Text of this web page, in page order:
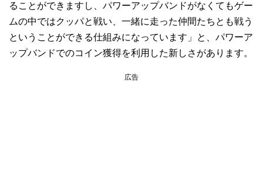
ることができますし、パワーアップバンドがなくてもゲー
ムの中ではクッパと戦い、一緒に走った仲間たちとも戦う
ということができる仕組みになっています」と、パワーア
ップバンドでのコイン獲得を利用した新しさがあります。
広告